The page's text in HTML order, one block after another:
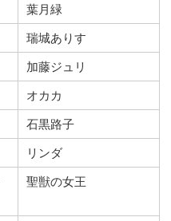
葉月緑
瑞城ありす
加藤ジュリ
オカカ
石黒路子
リンダ
聖獣の女王